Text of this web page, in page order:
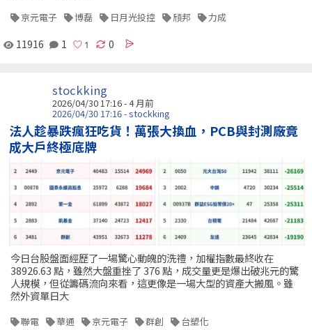
京元電子 博磊 日月光投控 頎邦 力成
11916 1 0
stockking
2026/04/30 17:16 - 4 月前
2026/04/30 17:16 - stockking
法人趁暴跌瘋狂吃貨！萬張大換血，PCB與封測廠竟
成大戶終極底牌
今日台股盤面經歷了一場驚心動魄的洗禮，加權指數最終收在
38926.63 點，雖然大盤重挫了 376 點，成交量更是爆出破兆元的驚
人規模，但從籌碼流向來看，這更像是一場大型的資產大搬風。雖
然外資單日大
聯電 華通 京元電子 群創 台塑化